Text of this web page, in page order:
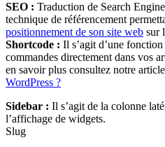
SEO : Traduction de Search
technique de référencement
positionnement de son site web sur
Shortcode : Il s’agit d’une
commandes directement dans vos
en savoir plus consultez notre article
WordPress ?
Sidebar : Il s’agit de la colonne
l’affichage de widgets.
Slug